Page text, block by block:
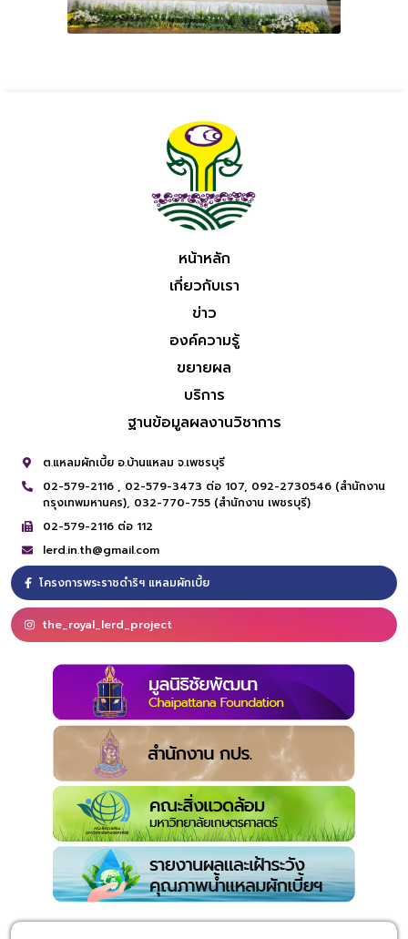
หน้าหลัก
เกี่ยวกับเรา
ข่าว
องค์ความรู้
ขยายผล
บริการ
ฐานข้อมูลผลงานวิชาการ
ต.แหลมผักเบี้ย อ.บ้านแหลม จ.เพชรบุรี
02-579-2116 , 02-579-3473 ต่อ 107, 092-2730546 (สำนักงาน
กรุงเทพมหานคร), 032-770-755 (สำนักงาน เพชรบุรี)
02-579-2116 ต่อ 112
lerd.in.th@gmail.com
โครงการพระราชดำริฯ แหลมผักเบี้ย
the_royal_lerd_project